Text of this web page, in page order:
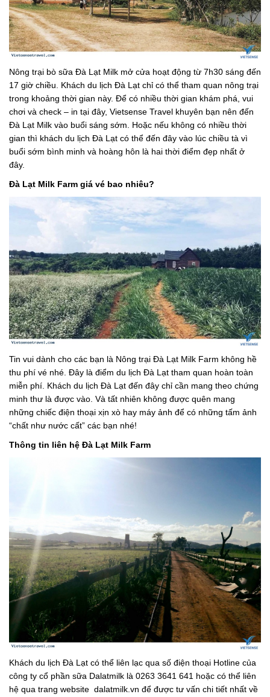
Nông trại bò sữa Đà Lạt Milk mở cửa hoạt động từ 7h30 sáng đến
17 giờ chiều. Khách du lịch Đà Lạt chỉ có thể tham quan nông trại
trong khoảng thời gian này. Để có nhiều thời gian khám phá, vui
chơi và check – in tại đây, Vietsense Travel khuyên bạn nên đến
Đà Lạt Milk vào buổi sáng sớm. Hoặc nếu không có nhiều thời
gian thì khách du lịch Đà Lạt có thể đến đây vào lúc chiều tà vì
buổi sớm bình minh và hoàng hôn là hai thời điểm đẹp nhất ở
đây.
Đà Lạt Milk Farm giá vé bao nhiêu?
Tin vui dành cho các bạn là Nông trại Đà Lạt Milk Farm không hề
thu phí vé nhé. Đây là điểm du lịch Đà Lạt tham quan hoàn toàn
miễn phí. Khách du lịch Đà Lạt đến đây chỉ cần mang theo chứng
minh thư là được vào. Và tất nhiên không được quên mang
những chiếc điện thoại xịn xò hay máy ảnh để có những tấm ảnh
“chất như nước cất” các bạn nhé!
Thông tin liên hệ Đà Lạt Milk Farm
Khách du lịch Đà Lạt có thể liên lạc qua số điện thoại Hotline của
công ty cổ phần sữa Dalatmilk là 0263 3641 641 hoặc có thể liên
hệ qua trang website dalatmilk.vn để được tư vấn chi tiết nhất về